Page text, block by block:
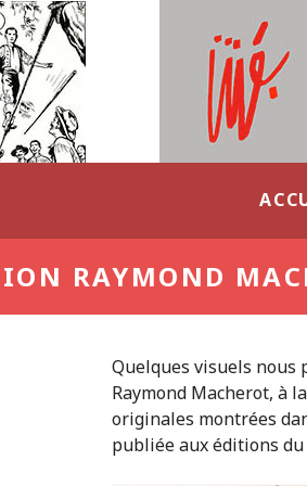
RAYMOND
Quelques visuels nous
Raymond Macherot, à
originales montrées
publiée aux éditions du